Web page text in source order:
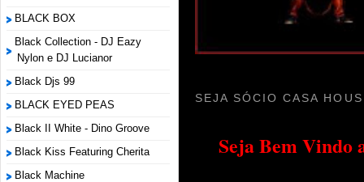
BLACK BOX
Black Collection - DJ Eazy
Nylon e DJ Lucianor
Black Djs 99
BLACK EYED PEAS
Black II White - Dino Groove
Black Kiss Featuring Cherita
Black Machine
SEJA SÓCIO CASA
Seja Bem Vindo